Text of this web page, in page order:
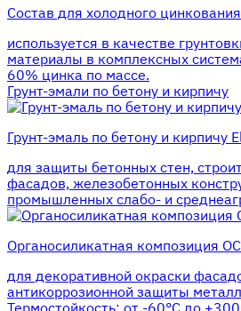
Состав для холодного
используется в качестве
материалы в комплексных
60% цинка по массе.
Грунт-эмали по бетону и кирпичу
Грунт-эмаль по бетону и кирпичу
для защиты бетонных стен,
фасадов, железобетонных
промышленных слабо- и
Органосиликатная композиция
для декоративной окраски
антикоррозионной защиты
Термостойкость: от -60°С до